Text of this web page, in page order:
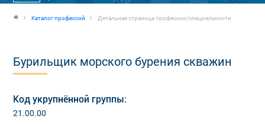
Каталог профессий Детальная страница профессии/специальности
Бурильщик морского бурения скважин
Код укрупнённой группы:
21.00.00